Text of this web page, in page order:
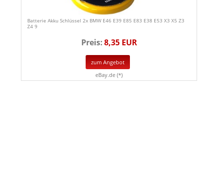
Batterie Akku Schlüssel 2x BMW E46 E39 E85 E83 E38 E53 X3 X5 Z3
Z4 9
Preis:8,35 EUR
zum Angebot
eBay.de (*)